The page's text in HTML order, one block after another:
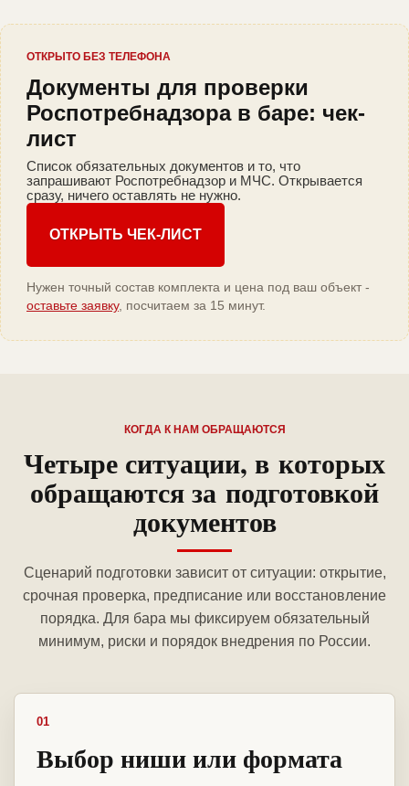
ОТКРЫТО БЕЗ ТЕЛЕФОНА
Документы для проверки
Роспотребнадзора в баре: чек-
лист
Список обязательных документов и то, что
запрашивают Роспотребнадзор и МЧС. Открывается
сразу, ничего оставлять не нужно.
ОТКРЫТЬ ЧЕК-ЛИСТ
Нужен точный состав комплекта и цена под ваш объект -
оставьте заявку, посчитаем за 15 минут.
КОГДА К НАМ ОБРАЩАЮТСЯ
Четыре ситуации, в которых
обращаются за подготовкой
документов
Сценарий подготовки зависит от ситуации: открытие,
срочная проверка, предписание или восстановление
порядка. Для бара мы фиксируем обязательный
минимум, риски и порядок внедрения по России.
01
Выбор ниши или формата